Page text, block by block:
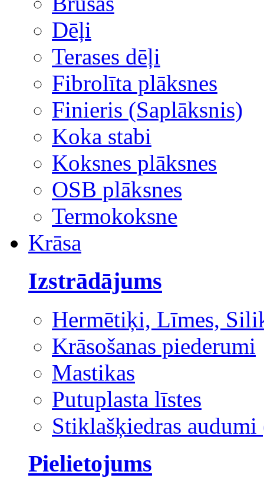
Dēļi
Terases dēļi
Fibrolīta plāksnes
Finieris (Saplāksnis)
Koka stabi
Koksnes plāksnes
OSB plāksnes
Termokoksne
Krāsa
Izstrādājums
Hermētiķi, Līmes,
Krāsošanas piederumi
Mastikas
Putuplasta līstes
Stiklašķiedras audumi
Pielietojums